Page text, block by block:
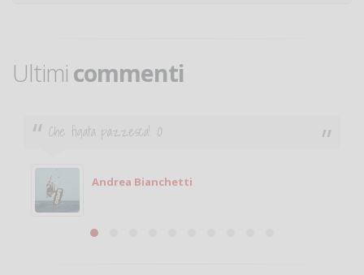
Ultimi commenti
Ciao. Sono a Treviglio da poco e vorrei tornare a
giocare. Se sei in zona e puoi giocare fammi sapere.
Michele
Michele Miglionico